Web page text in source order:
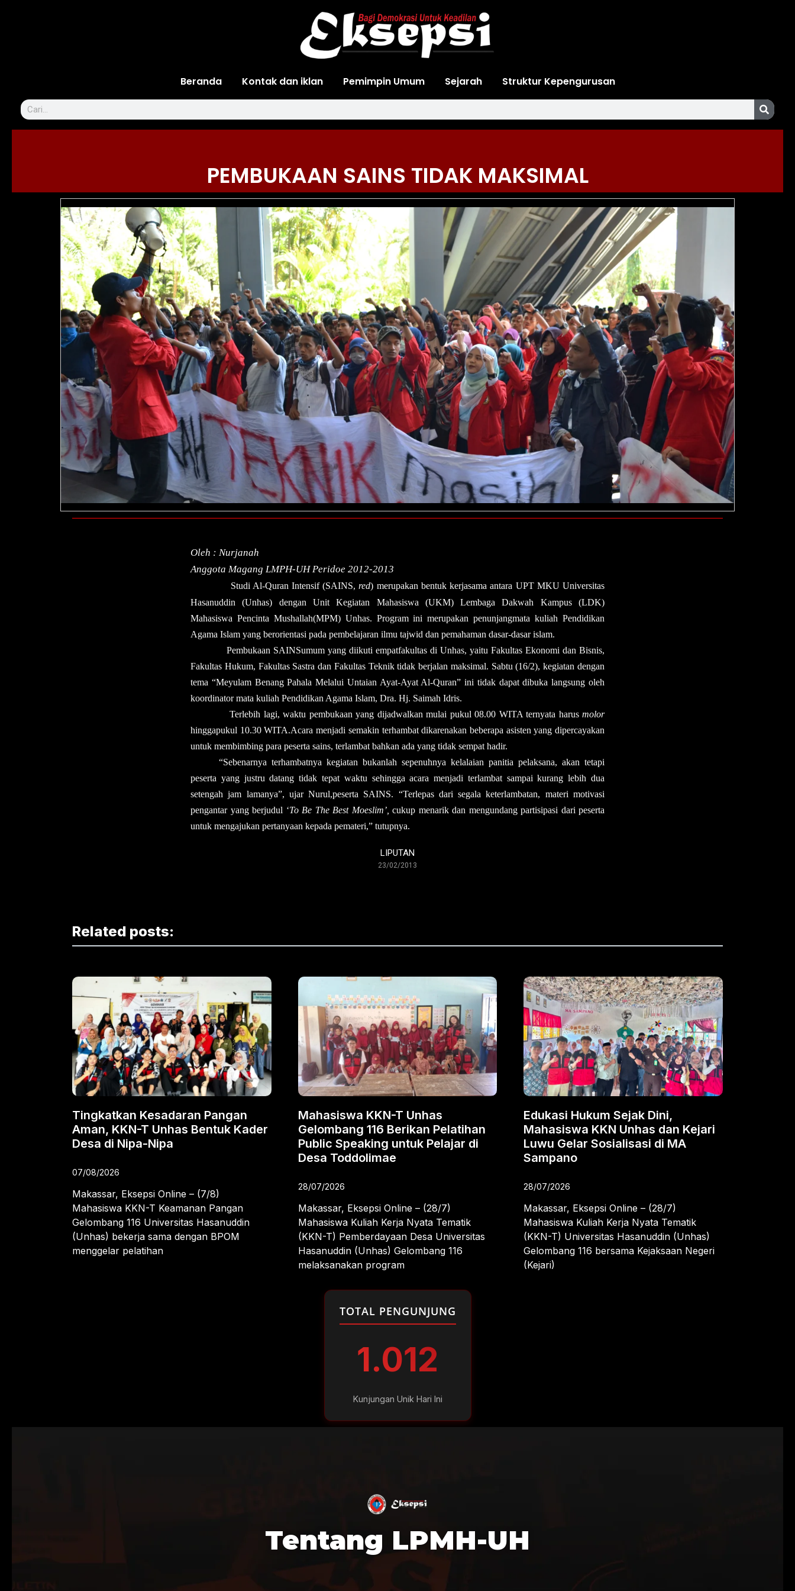
Beranda Kontak dan iklan Pemimpin Umum Sejarah Struktur Kepengurusan
PEMBUKAAN SAINS TIDAK MAKSIMAL
Oleh : Nurjanah
Anggota Magang LMPH-UH Peridoe 2012-2013
Studi Al-Quran Intensif(SAINS,red) merupakan bentuk kerjasama antara UPT MKU Universitas
Hasanuddin (Unhas) dengan Unit Kegiatan Mahasiswa (UKM)Lembaga Dakwah Kampus(LDK)
Mahasiswa Pencinta Mushallah(MPM) Unhas. Program ini merupakan penunjangmata kuliah Pendidikan
Agama Islam yang berorientasi pada pembelajaran ilmu tajwid dan pemahaman dasar-dasar islam.
Pembukaan SAINSumum yang diikuti empatfakultas di Unhas, yaitu Fakultas Ekonomi dan Bisnis,
Fakultas Hukum, Fakultas Sastra dan Fakultas Teknik tidak berjalan maksimal. Sabtu (16/2), kegiatan dengan
tema “Meyulam Benang Pahala Melalui Untaian Ayat-Ayat Al-Quran” ini tidak dapatdibukalangsungoleh
koordinator mata kuliah Pendidikan Agama Islam, Dra. Hj. Saimah Idris.
Terlebih lagi, waktu pembukaan yang dijadwalkan mulai pukul 08.00 WITA ternyata harus molor
hinggapukul 10.30 WITA.Acara menjadi semakin terhambat dikarenakan beberapa asisten yang dipercayakan
untuk membimbing para peserta sains, terlambat bahkan ada yang tidak sempat hadir.
“Sebenarnya terhambatnya kegiatan bukanlah sepenuhnya kelalaian panitia pelaksana, akan tetapi
peserta yang justru datang tidak tepat waktu sehingga acara menjadi terlambat sampai kurang lebih dua
setengah jam lamanya”, ujar Nurul,peserta SAINS. “Terlepas dari segala keterlambatan, materi motivasi
pengantar yang berjudul ‘To Be The Best Moeslim’, cukup menarik dan mengundang partisipasi dari peserta
untuk mengajukan pertanyaan kepada pemateri,” tutupnya.
LIPUTAN
23/02/2013
Related posts:
Tingkatkan Kesadaran Pangan
Aman, KKN-T Unhas Bentuk Kader
Desa di Nipa-Nipa
07/08/2026
Makassar, Eksepsi Online – (7/8)
Mahasiswa KKN-T Keamanan Pangan
Gelombang 116 Universitas Hasanuddin
(Unhas) bekerja sama dengan BPOM
menggelar pelatihan
Mahasiswa KKN-T Unhas
Gelombang 116 Berikan Pelatihan
Public Speaking untuk Pelajar di
Desa Toddolimae
28/07/2026
Makassar, Eksepsi Online – (28/7)
Mahasiswa Kuliah Kerja Nyata Tematik
(KKN-T) Pemberdayaan Desa Universitas
Hasanuddin (Unhas) Gelombang 116
melaksanakan program
Edukasi Hukum Sejak Dini,
Mahasiswa KKN Unhas dan Kejari
Luwu Gelar Sosialisasi di MA
Sampano
28/07/2026
Makassar, Eksepsi Online – (28/7)
Mahasiswa Kuliah Kerja Nyata Tematik
(KKN-T) Universitas Hasanuddin (Unhas)
Gelombang 116 bersama Kejaksaan Negeri
(Kejari)
TOTAL PENGUNJUNG
1.012
Kunjungan Unik Hari Ini
Tentang LPMH-UH